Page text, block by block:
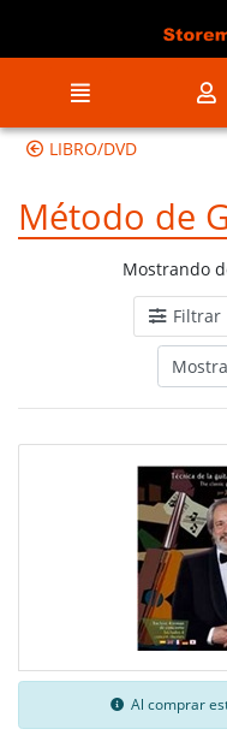
LIBRO/DVD
Método de
Mostrando
Filtrar
Al comprar